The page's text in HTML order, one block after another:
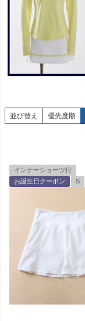
並び替え 優先度順
インナーショーツ付
お誕生日クーポン
S